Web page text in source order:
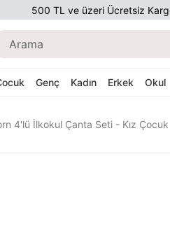
500 TL ve üzeri Ücretsiz
Genç Kadın Erkek Okul
4'lü İlkokul Çanta Seti - Kız Çocuk